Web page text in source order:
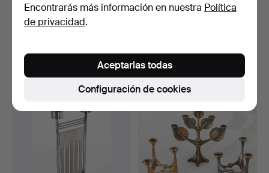
STOFF NAGEL. 37
candelabros + 2 pies + 3 b…
38 pujas
BMF. 29 candelabros
26 pujas
518 USD
Encontrarás más información en nuestra Política
de privacidad.
Configuración de cookies
Aceptarlas todas